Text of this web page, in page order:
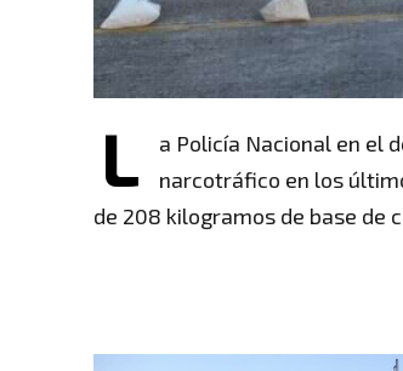
L
a Policía Nacional en el
narcotráfico en los
de 208 kilogramos de base de